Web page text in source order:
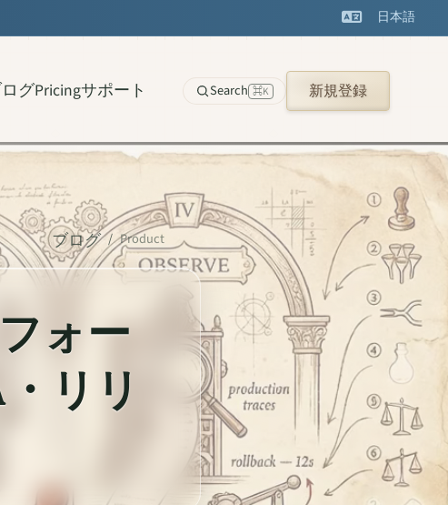
日本語
Search ⌘K 新規登録
グPricingサポート
ブログ / Product
ォー
リリ